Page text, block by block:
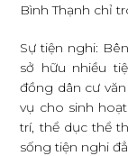
Bình Thạnh chỉ
Sự tiện nghi:
sở hữu nhiều
đồng dân cư
vụ cho sinh
trí, thể dục thể
sống tiện nghi